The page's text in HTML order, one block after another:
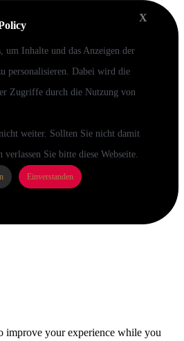
X
um Inhalte und das Anzeigen der
personalisieren. Dabei wird die
Zugriffe durch die Nutzung von
weiter. Sollten Sie nicht damit
verlassen Sie bitte diese Webseite.
Einverstanden
improve your experience while you